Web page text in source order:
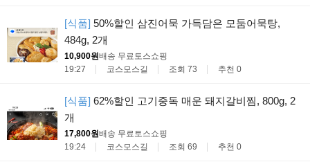
[식품] 50%할인 삼진어묵 가득담은 모둠어묵탕,
484g, 2개
10,900원배송 무료토스쇼핑
19:27
코스모스길 조회 73 추천 0
[식품] 62%할인 고기중독 매운 돼지갈비찜, 800g, 2
개
17,800원배송 무료토스쇼핑
19:24
코스모스길 조회 69 추천 0